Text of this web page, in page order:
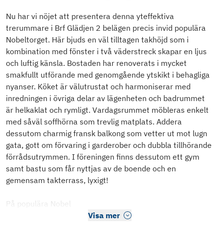
Nu har vi nöjet att presentera denna yteffektiva
trerummare i Brf Glädjen 2 belägen precis invid populära
Nobeltorget. Här bjuds en väl tilltagen takhöjd som i
kombination med fönster i två väderstreck skapar en ljus
och luftig känsla. Bostaden har renoverats i mycket
smakfullt utförande med genomgående ytskikt i behagliga
nyanser. Köket är välutrustat och harmoniserar med
inredningen i övriga delar av lägenheten och badrummet
är helkaklat och rymligt. Vardagsrummet möbleras enkelt
med såväl soffhörna som trevlig matplats. Addera
dessutom charmig fransk balkong som vetter ut mot lugn
gata, gott om förvaring i garderober och dubbla tillhörande
förrådsutrymmen. I föreningen finns dessutom ett gym
samt bastu som får nyttjas av de boende och en
gemensam takterrass, lyxigt!
På populära Nobel
Visa mer